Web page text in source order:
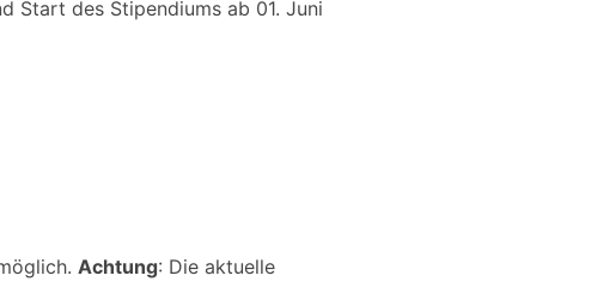
Start des Stipendiums ab 01. Juni
Achtung: Die aktuelle